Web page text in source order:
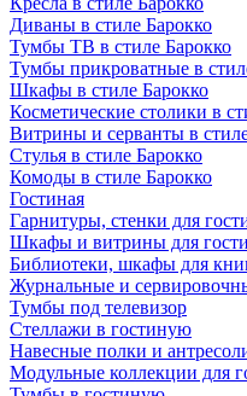
Диваны в стиле Барокко
Тумбы ТВ в стиле Барокко
Тумбы прикроватные в
Шкафы в стиле Барокко
Косметические столики в
Витрины и серванты в
Стулья в стиле Барокко
Комоды в стиле Барокко
Гостиная
Гарнитуры, стенки для
Шкафы и витрины для
Библиотеки, шкафы для
Журнальные и
Тумбы под телевизор
Стеллажи в гостиную
Навесные полки и
Модульные коллекции для